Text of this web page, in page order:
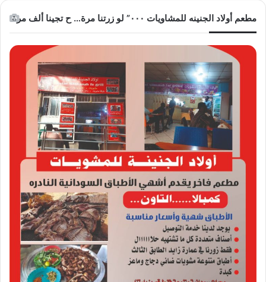
مطعم أولاد الجنينه للمشاويات ٠٠٠” لو زرتنا مرة… ح تجينا ألف مرة